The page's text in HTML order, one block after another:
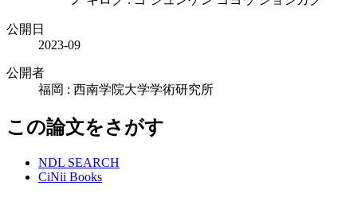
公開日
2023-09
公開者
福岡 : 西南学院大学学術研究所
この論文をさがす
NDL SEARCH
CiNii Books